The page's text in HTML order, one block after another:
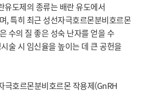
유도제의 종류는 배란 유도에서
, 특히 최근 성선자극호르몬분비호르몬
수의 질 좋은 성숙 난자를 얻을 수
술 시 임신율을 높이는 데 큰 공헌을
극호르몬분비호르몬 작용제(GnRH